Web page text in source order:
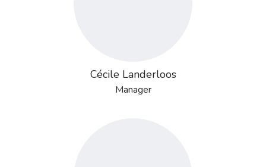
Cécile Landerloos
Manager